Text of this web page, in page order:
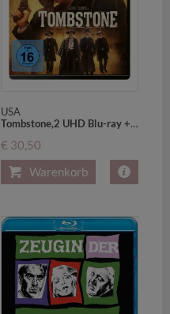
USA
Tombstone,2 UHD Blu-ray + 1 Blu-ray
€ 30,50
Warenkorb